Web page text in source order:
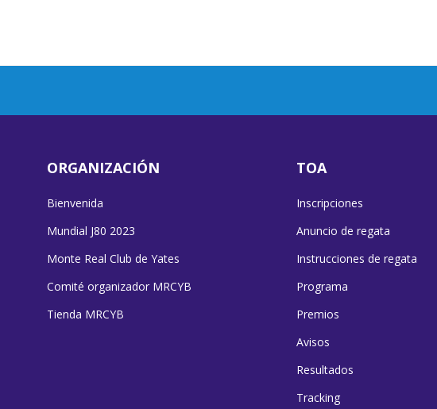
ORGANIZACIÓN
Bienvenida
Mundial J80 2023
Monte Real Club de Yates
Comité organizador MRCYB
Tienda MRCYB
TOA
Inscripciones
Anuncio de regata
Instrucciones de regata
Programa
Premios
Avisos
Resultados
Tracking